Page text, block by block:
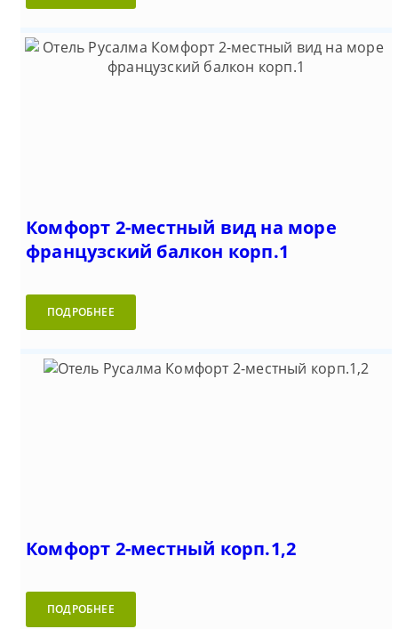
Комфорт 2-местный вид на море
французский балкон корп.1
ПОДРОБНЕЕ
Комфорт 2-местный корп.1,2
ПОДРОБНЕЕ